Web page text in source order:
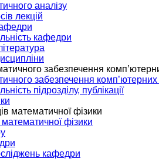
аналізу
лекцій
кафедри
забезпечення
підрозділу, публікації
фізики
кафедри